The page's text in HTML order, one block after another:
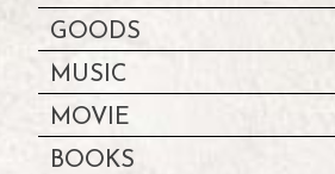
GOODS
MUSIC
MOVIE
BOOKS